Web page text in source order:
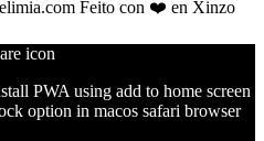
Feito con ❤️ en Xinzo
PWA using add to home screen
option in macos safari browser